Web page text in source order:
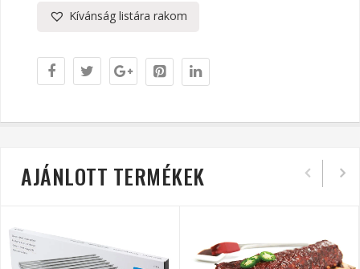
Kívánság listára rakom
AJÁNLOTT TERMÉKEK